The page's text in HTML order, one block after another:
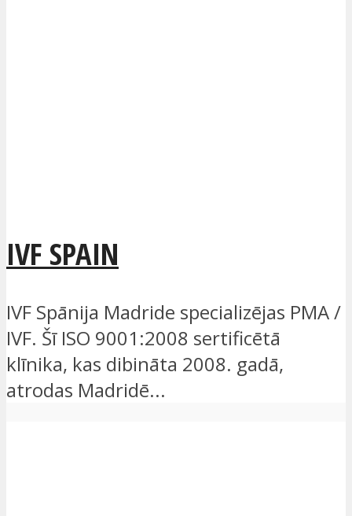
IVF SPAIN
IVF Spānija Madride specializējas PMA /
IVF. Šī ISO 9001:2008 sertificētā
klīnika, kas dibināta 2008. gadā,
atrodas Madridē...